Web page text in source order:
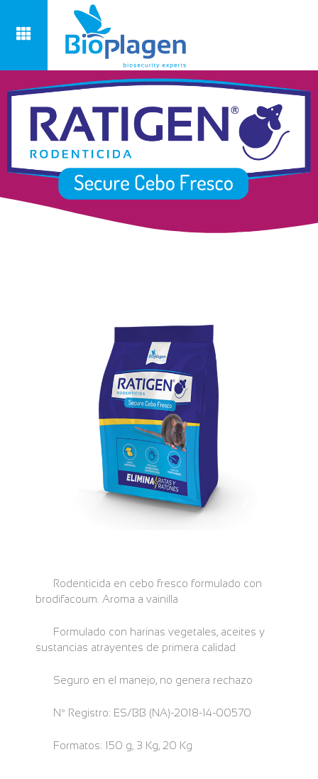
Rodenticida en cebo fresco formulado con
brodifacoum. Aroma a vainilla
Formulado con harinas vegetales, aceites y
sustancias atrayentes de primera calidad
Seguro en el manejo, no genera rechazo
Nº Registro: ES/BB (NA)-2018-14-00570
Formatos: 150 g, 3 Kg, 20 Kg